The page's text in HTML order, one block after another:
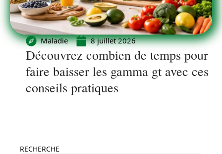
Maladie 8 juillet 2026
Découvrez combien de temps pour
faire baisser les gamma gt avec ces
conseils pratiques
RECHERCHE